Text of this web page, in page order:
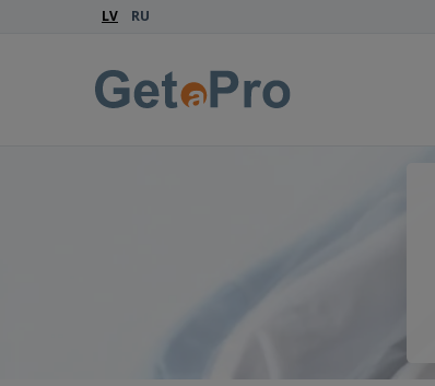
LV RU